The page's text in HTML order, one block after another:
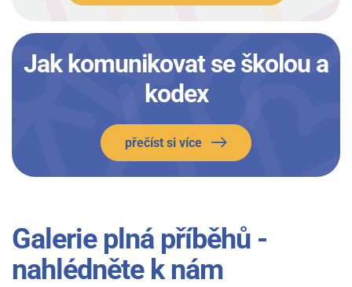
Jak komunikovat se školou a
kodex
přečíst si více
Galerie plná příběhů -
nahlédněte k nám